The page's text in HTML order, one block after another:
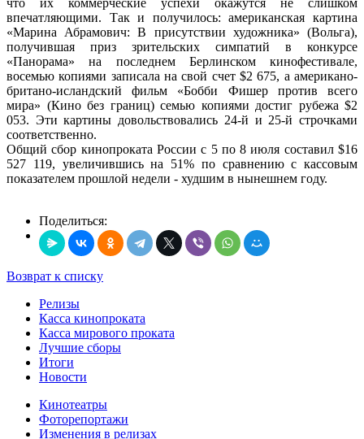
впечатляющими. Так и получилось: американская картина
«Марина Абрамович: В присутствии художника» (Вольга),
получившая приз зрительских симпатий в конкурсе
«Панорама» на последнем Берлинском кинофестивале,
восемью копиями записала на свой счет $2 675, а американо-
британо-исландский фильм «Бобби Фишер против всего
мира» (Кино без границ) семью копиями достиг рубежа $2
053. Эти картины довольствовались 24-й и 25-й строчками
соответственно.
Общий сбор кинопроката России с 5 по 8 июля составил $16
527 119, увеличившись на 51% по сравнению с кассовым
показателем прошлой недели - худшим в нынешнем году.
Поделиться:
Возврат к списку
Релизы
Касса кинопроката
Касса мирового проката
Лучшие сборы
Итоги
Новости
Кинотеатры
Фоторепортажи
Изменения в релизах